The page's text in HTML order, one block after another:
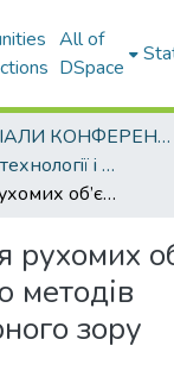
All of
DSpace
МАТЕРІАЛИ КОНФЕРЕНЦІЙ
Комп'ютернi технологiї i мехатронiка
Виявлення рухомих об’єктів за допомогою методів комп’ютерного зору
методів
зору